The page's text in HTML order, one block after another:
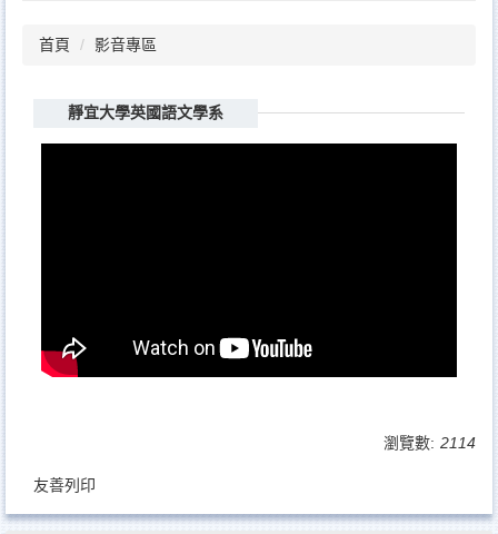
首頁 影音專區
靜宜大學英國語文學系
瀏覽數: 2114
友善列印